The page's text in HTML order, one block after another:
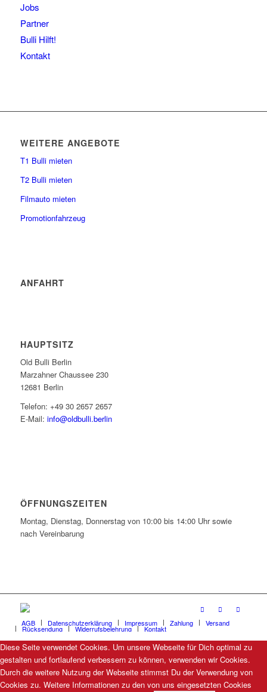
Jobs
Partner
Bulli Hilft!
Kontakt
WEITERE ANGEBOTE
T1 Bulli mieten
T2 Bulli mieten
Filmauto mieten
Promotionfahrzeug
ANFAHRT
HAUPTSITZ
Old Bulli Berlin
Marzahner Chaussee 230
12681 Berlin
Telefon: +49 30 2657 2657
E-Mail: info@oldbulli.berlin
ÖFFNUNGSZEITEN
Montag, Dienstag, Donnerstag von 10:00 bis 14:00 Uhr sowie
nach Vereinbarung
AGB Datenschutzerklärung Impressum Zahlung Versand
Rücksendung Widerrufsbelehrung Kontakt
Diese Seite verwendet Cookies. Um unsere Webseite für Dich optimal zu
gestalten und fortlaufend verbessern zu können, verwenden wir Cookies.
Durch die weitere Nutzung der Webseite stimmst Du der Verwendung von
Cookies zu. Weitere Informationen zu den von uns eingesetzten Cookies